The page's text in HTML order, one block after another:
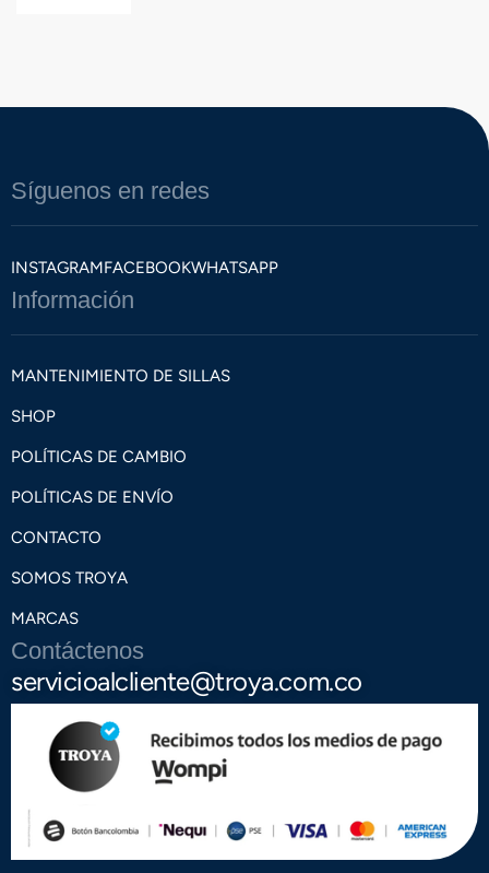
Síguenos en redes
INSTAGRAMFACEBOOKWHATSAPP
Información
MANTENIMIENTO DE SILLAS
SHOP
POLÍTICAS DE CAMBIO
POLÍTICAS DE ENVÍO
CONTACTO
SOMOS TROYA
MARCAS
Contáctenos
servicioalcliente@troya.com.co